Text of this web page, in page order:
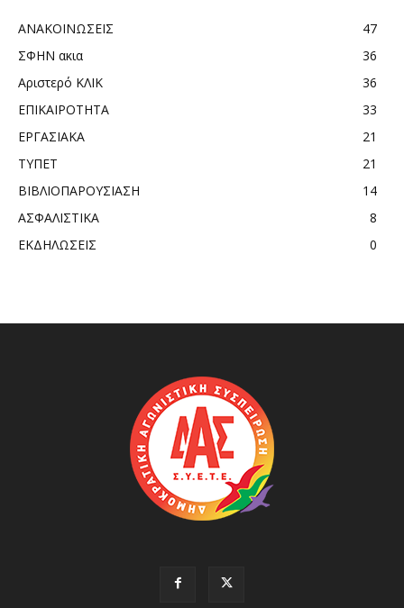
ΑΝΑΚΟΙΝΩΣΕΙΣ
47
ΣΦΗΝ ακια
36
Αριστερό ΚΛΙΚ
36
ΕΠΙΚΑΙΡΟΤΗΤΑ
33
ΕΡΓΑΣΙΑΚΑ
21
ΤΥΠΕΤ
21
ΒΙΒΛΙΟΠΑΡΟΥΣΙΑΣΗ
14
ΑΣΦΑΛΙΣΤΙΚΑ
8
ΕΚΔΗΛΩΣΕΙΣ
0